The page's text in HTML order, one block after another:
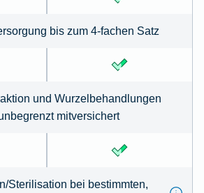
bis zum 4-fachen Satz
und Wurzelbehandlungen
mitversichert
Sterilisation bei bestimmten,